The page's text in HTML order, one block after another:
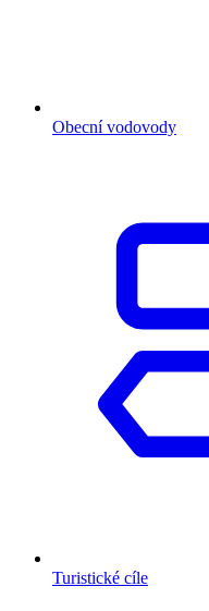
Obecní vodovody
Turistické cíle